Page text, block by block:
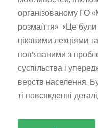
організованому ГО
розмаїття» «Це
цікавими лекціями
пов’язаними з
суспільства і
верств населення.
ті повсякденні